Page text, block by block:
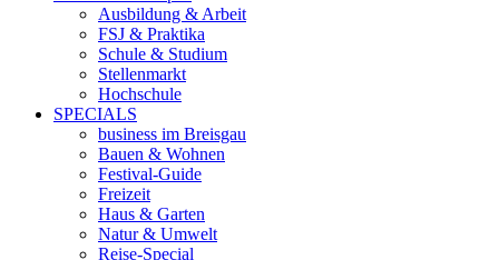
Ausbildung & Arbeit
FSJ & Praktika
Schule & Studium
Stellenmarkt
Hochschule
SPECIALS
business im Breisgau
Bauen & Wohnen
Festival-Guide
Freizeit
Haus & Garten
Natur & Umwelt
Reise-Special